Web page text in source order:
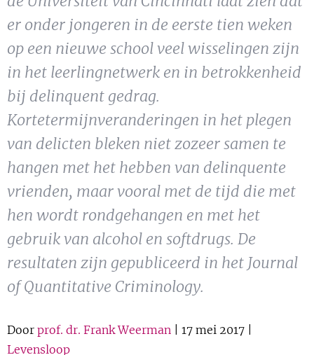
Contact
Show
Cursus
BLOG
er onder jongeren in de eerste tien weken
op een nieuwe school veel wisselingen zijn
in het leerlingnetwerk en in betrokkenheid
bij delinquent gedrag.
Kortetermijnveranderingen in het plegen
van delicten bleken niet zozeer samen te
hangen met het hebben van delinquente
vrienden, maar vooral met de tijd die met
hen wordt rondgehangen en met het
gebruik van alcohol en softdrugs. De
resultaten zijn gepubliceerd in het Journal
of Quantitative Criminology.
Door prof. dr. Frank Weerman | 17 mei 2017 |
Levensloop